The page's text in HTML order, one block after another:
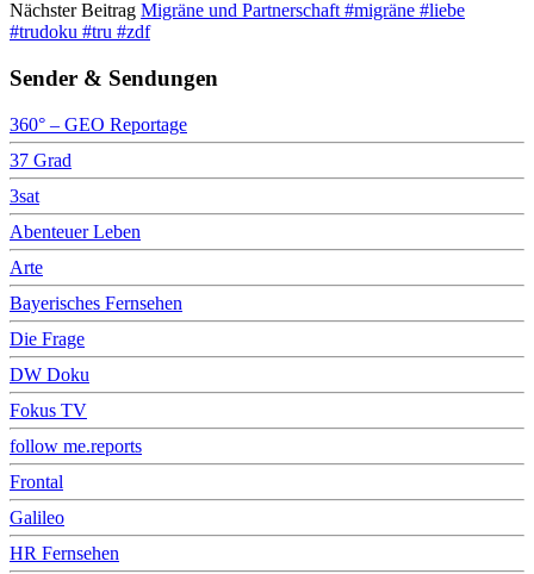
Nächster Beitrag Migräne und Partnerschaft #migräne #liebe
#trudoku #tru #zdf
Sender & Sendungen
360° – GEO Reportage
37 Grad
3sat
Abenteuer Leben
Arte
Bayerisches Fernsehen
Die Frage
DW Doku
Fokus TV
follow me.reports
Frontal
Galileo
HR Fernsehen